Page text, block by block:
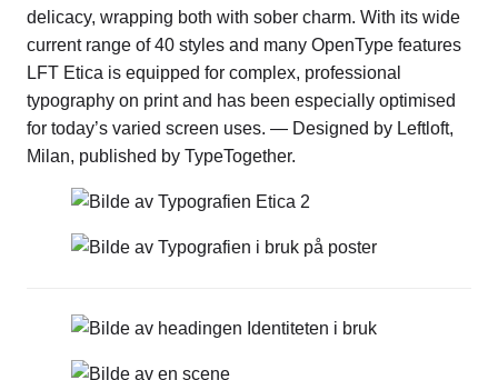
delicacy, wrapping both with sober charm. With its wide
current range of 40 styles and many OpenType features
LFT Etica is equipped for complex, professional
typography on print and has been especially optimised
for today’s varied screen uses. — Designed by Leftloft,
Milan, published by TypeTogether.